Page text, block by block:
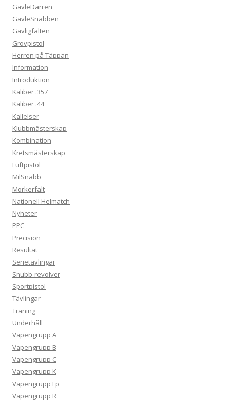
GävleDarren
GävleSnabben
Gävligfälten
Grovpistol
Herren på Täppan
Information
Introduktion
Kaliber .357
Kaliber .44
Kallelser
Klubbmästerskap
Kombination
Kretsmästerskap
Luftpistol
MilSnabb
Mörkerfält
Nationell Helmatch
Nyheter
PPC
Precision
Resultat
Serietävlingar
Snubb-revolver
Sportpistol
Tävlingar
Träning
Underhåll
Vapengrupp A
Vapengrupp B
Vapengrupp C
Vapengrupp K
Vapengrupp Lp
Vapengrupp R